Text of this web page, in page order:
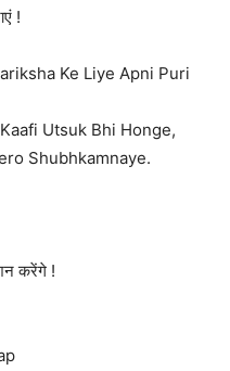
!
Ke Liye Apni Puri
Utsuk Bhi Honge,
Shubhkamnaye.
करेंगे !